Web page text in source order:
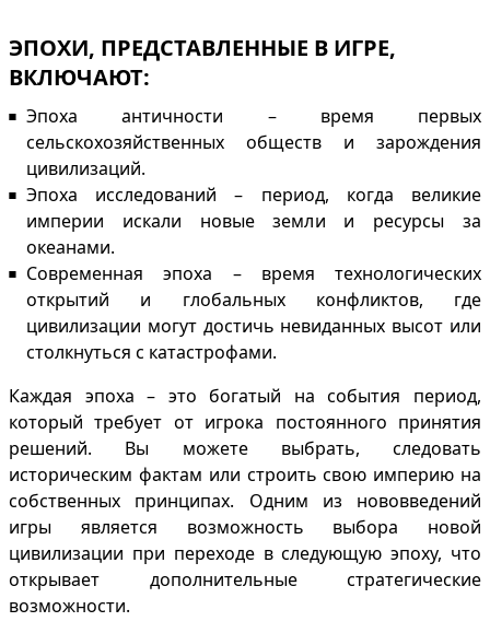
ЭПОХИ, ПРЕДСТАВЛЕННЫЕ В ИГРЕ,
ВКЛЮЧАЮТ:
Эпоха античности – время первых
сельскохозяйственных обществ и зарождения
цивилизаций.
Эпоха исследований – период, когда великие
империи искали новые земли и ресурсы за
океанами.
Современная эпоха – время технологических
открытий и глобальных конфликтов, где
цивилизации могут достичь невиданных высот или
столкнуться с катастрофами.
Каждая эпоха – это богатый на события период,
который требует от игрока постоянного принятия
решений. Вы можете выбрать, следовать
историческим фактам или строить свою империю на
собственных принципах. Одним из нововведений
игры является возможность выбора новой
цивилизации при переходе в следующую эпоху, что
открывает дополнительные стратегические
возможности.